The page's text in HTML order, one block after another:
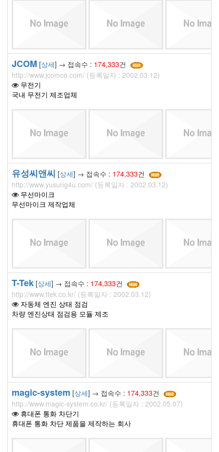
JCOM [상세] → 접속수 : 174,333건
http://www.jcomco.com/ (등록일자 : 2002.03.12)
무전기
국내 무전기 제조업체
유성씨앤씨 [상세] → 접속수 : 174,333건
http://www.yusung4u.com/ (등록일자 : 2002.03.12)
무선마이크
무선마이크 제작업체
T-Tek [상세] → 접속수 : 174,333건
http://www.ttek.co.kr/ (등록일자 : 2002.03.12)
자동체 엔진 상태 점검
차량 엔진상태 점검용 모듈 제조
magic-system [상세] → 접속수 : 174,333건
http://www.magic-system.co.kr/ (등록일자 : 2002.05.07)
휴대폰 통화 차단기
휴대폰 통화 차단 제품을 제작하는 회사